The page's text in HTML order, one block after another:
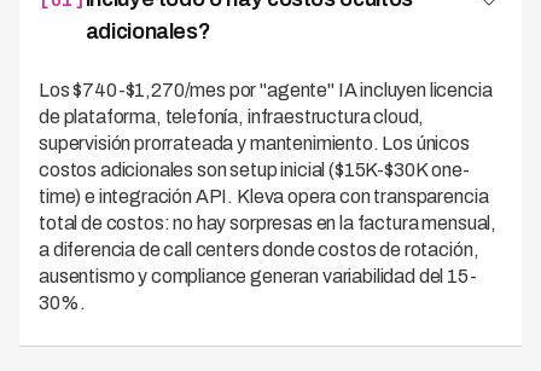
adicionales?
Los $740-$1,270/mes por "agente" IA incluyen licencia
de plataforma, telefonía, infraestructura cloud,
supervisión prorrateada y mantenimiento. Los únicos
costos adicionales son setup inicial ($15K-$30K one-
time) e integración API. Kleva opera con transparencia
total de costos: no hay sorpresas en la factura mensual,
a diferencia de call centers donde costos de rotación,
ausentismo y compliance generan variabilidad del 15-
30%.